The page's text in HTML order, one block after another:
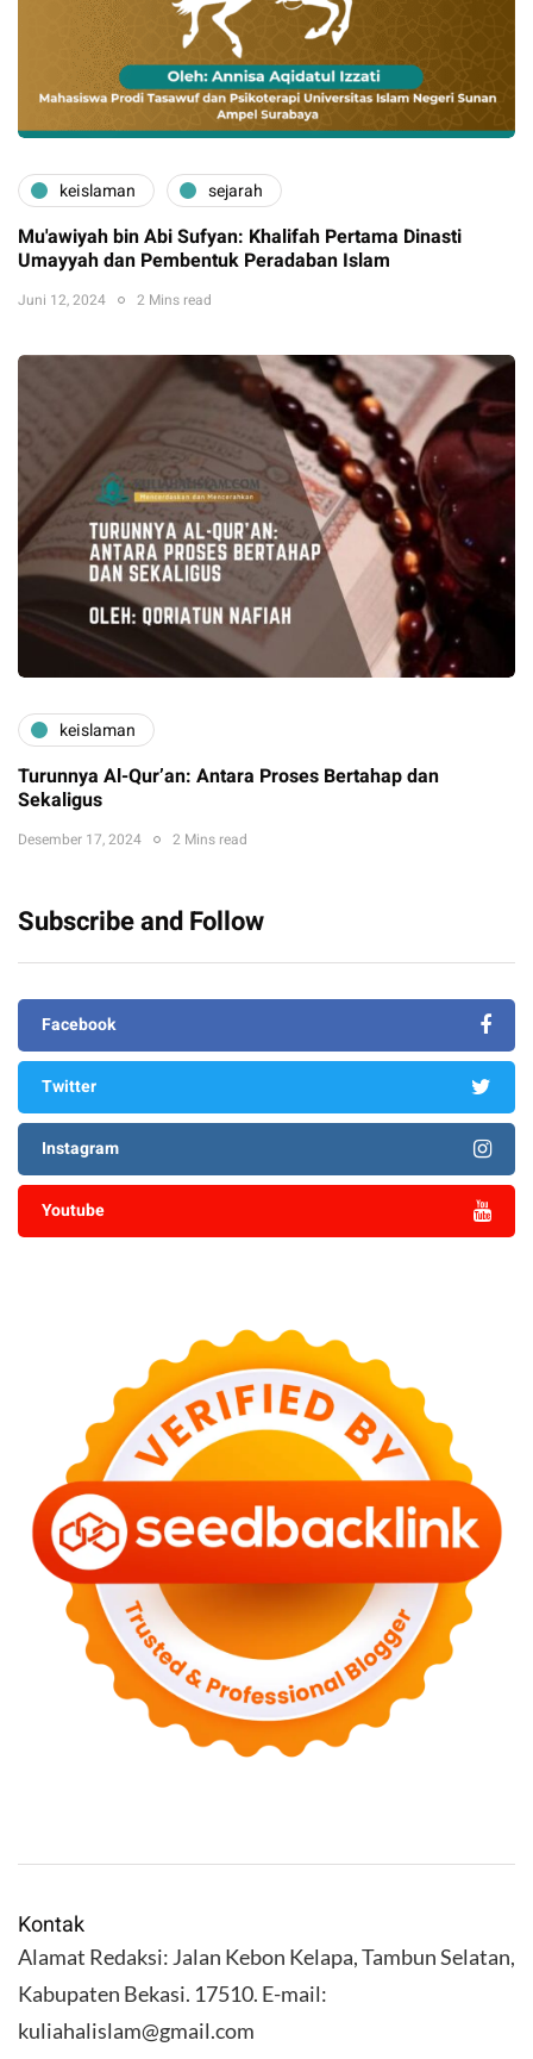
keislaman sejarah
Mu'awiyah bin Abi Sufyan: Khalifah Pertama Dinasti
Umayyah dan Pembentuk Peradaban Islam
Juni 12, 2024 2 Mins read
keislaman
Turunnya Al-Qur’an: Antara Proses Bertahap dan
Sekaligus
Desember 17, 2024 2 Mins read
Subscribe and Follow
Facebook
Twitter
Instagram
Youtube
Kontak
Alamat Redaksi: Jalan Kebon Kelapa, Tambun Selatan,
Kabupaten Bekasi. 17510. E-mail:
kuliahalislam@gmail.com